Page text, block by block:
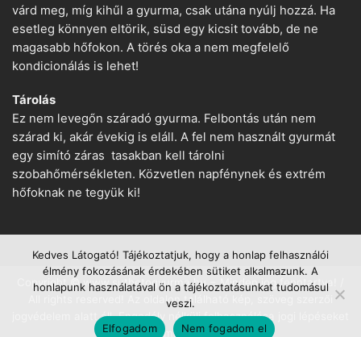
várd meg, míg kihűl a gyurma, csak utána nyúlj hozzá. Ha
esetleg könnyen eltörik, süsd egy kicsit tovább, de ne
magasabb hőfokon. A törés oka a nem megfelelő
kondicionálás is lehet!
Tárolás
Ez nem levegőn száradó gyurma. Felbontás után nem
szárad ki, akár évekig is eláll. A fel nem használt gyurmát
egy simító záras tasakban kell tárolni
szobahőmérsékleten. Közvetlen napfénynek és extrém
hőfoknak ne tegyük ki!
Copyright © www.suthetogyurma.hu − Minden jog fenntartva! /
All rights reserved! Az oldalon található kép, szöveg szerzői
jogvédelem alatt áll. Engedély nélküli felhasználása jogi lépéseket
von maga után
Kedves Látogató! Tájékoztatjuk, hogy a honlap felhasználói
élmény fokozásának érdekében sütiket alkalmazunk. A
honlapunk használatával ön a tájékoztatásunkat tudomásul
veszi.
Elfogadom
Nem fogadom el